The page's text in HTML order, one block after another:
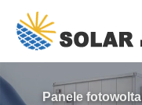
Panele